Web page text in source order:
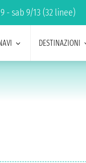
- sab 9/13 (32 linee)
DESTINAZIONI